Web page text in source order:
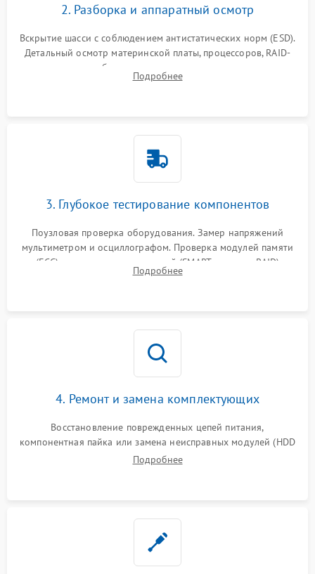
2. Разборка и аппаратный осмотр
Вскрытие шасси с соблюдением антистатических норм (ESD).
Детальный осмотр материнской платы, процессоров, RAID-
контроллеров и блоков питания на наличие термических
повреждений, прогаров или окислений.
Подробнее
3. Глубокое тестирование компонентов
Поузловая проверка оборудования. Замер напряжений
мультиметром и осциллографом. Проверка модулей памяти
(ECC) и состояния накопителей (SMART, массивы RAID)
специализированными диагностическими утилитами.
Подробнее
4. Ремонт и замена комплектующих
Восстановление поврежденных цепей питания,
компонентная пайка или замена неисправных модулей (HDD
Подробнее